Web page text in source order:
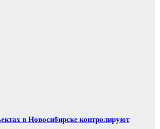
в Новосибирске контролируют